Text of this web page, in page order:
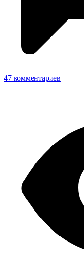
47 комментариев